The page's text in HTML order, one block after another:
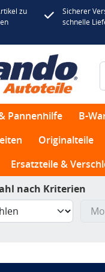
zu
Sicherer
schnelle
Pannenhilfe B-
Originalteile
Ersatzteile &
nach Kriterien